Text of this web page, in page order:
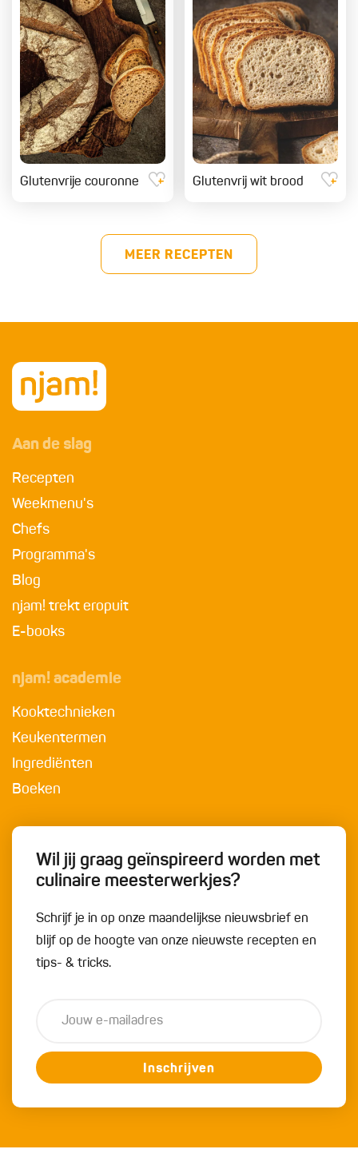
Glutenvrije couronne Glutenvrij wit brood
MEER RECEPTEN
Aan de slag
Recepten
Weekmenu's
Chefs
Programma's
Blog
njam! trekt eropuit
E-books
njam! academie
Kooktechnieken
Keukentermen
Ingrediënten
Boeken
Wil jij graag geïnspireerd worden met
culinaire meesterwerkjes?
Schrijf je in op onze maandelijkse nieuwsbrief en
blijf op de hoogte van onze nieuwste recepten en
tips- & tricks.
Inschrijven